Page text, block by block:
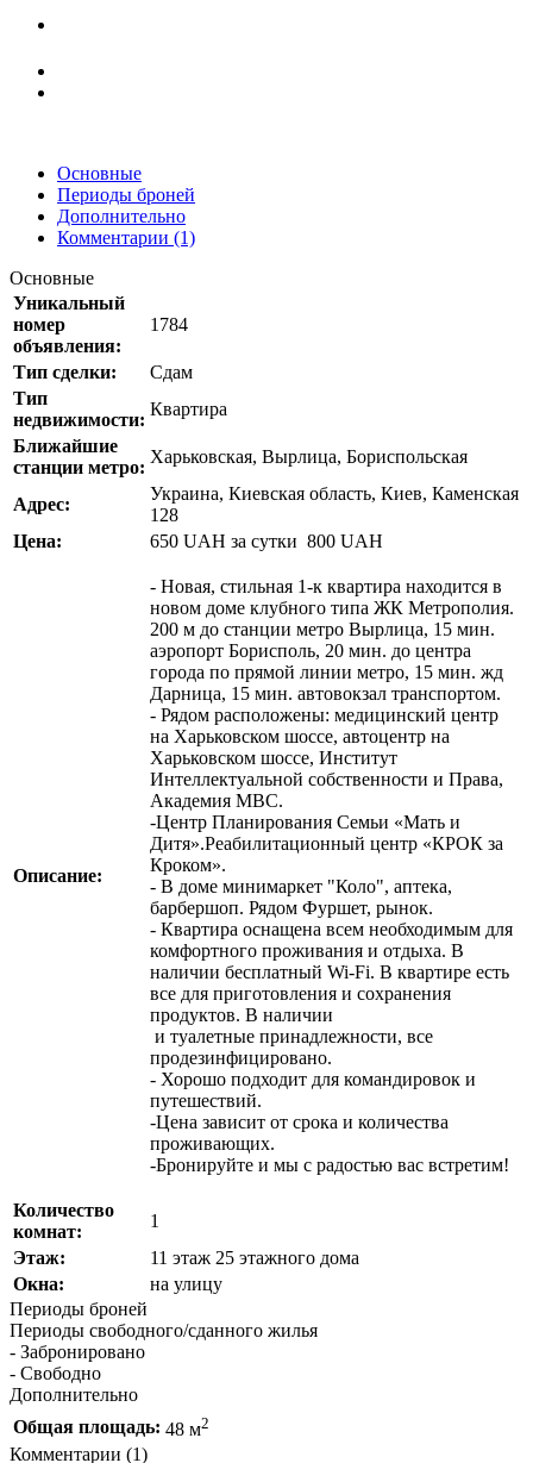
Основные
Периоды броней
Дополнительно
Комментарии (1)
Основные
Уникальный
номер
объявления:
1784
Тип сделки:
Сдам
Тип
недвижимости:
Квартира
Ближайшие
станции метро:
Харьковская, Вырлица, Бориспольская
Адрес:
Украина, Киевская область, Киев, Каменская
128
Цена:
650 UAH за сутки 800 UAH
Описание:
- Новая, стильная 1-к квартира находится в
новом доме клубного типа ЖК Метрополия.
200 м до станции метро Вырлица, 15 мин.
аэропорт Борисполь, 20 мин. до центра
города по прямой линии метро, 15 мин. жд
Дарница, 15 мин. автовокзал транспортом.
- Рядом расположены: медицинский центр
на Харьковском шоссе, автоцентр на
Харьковском шоссе, Институт
Интеллектуальной собственности и Права,
Академия МВС.
-Центр Планирования Семьи «Мать и
Дитя».Реабилитационный центр «КРОК за
Кроком».
- В доме минимаркет "Коло", аптека,
барбершоп. Рядом Фуршет, рынок.
- Квартира оснащена всем необходимым для
комфортного проживания и отдыха. В
наличии бесплатный Wi-Fi. В квартире есть
все для приготовления и сохранения
продуктов. В наличии
и туалетные принадлежности, все
продезинфицировано.
- Хорошо подходит для командировок и
путешествий.
-Цена зависит от срока и количества
проживающих.
-Бронируйте и мы с радостью вас встретим!
Количество
комнат:
1
Этаж:
11 этаж 25 этажного дома
Окна:
на улицу
Периоды броней
Периоды свободного/сданного жилья
- Забронировано
- Свободно
Дополнительно
Общая площадь: 48 м2
Комментарии (1)